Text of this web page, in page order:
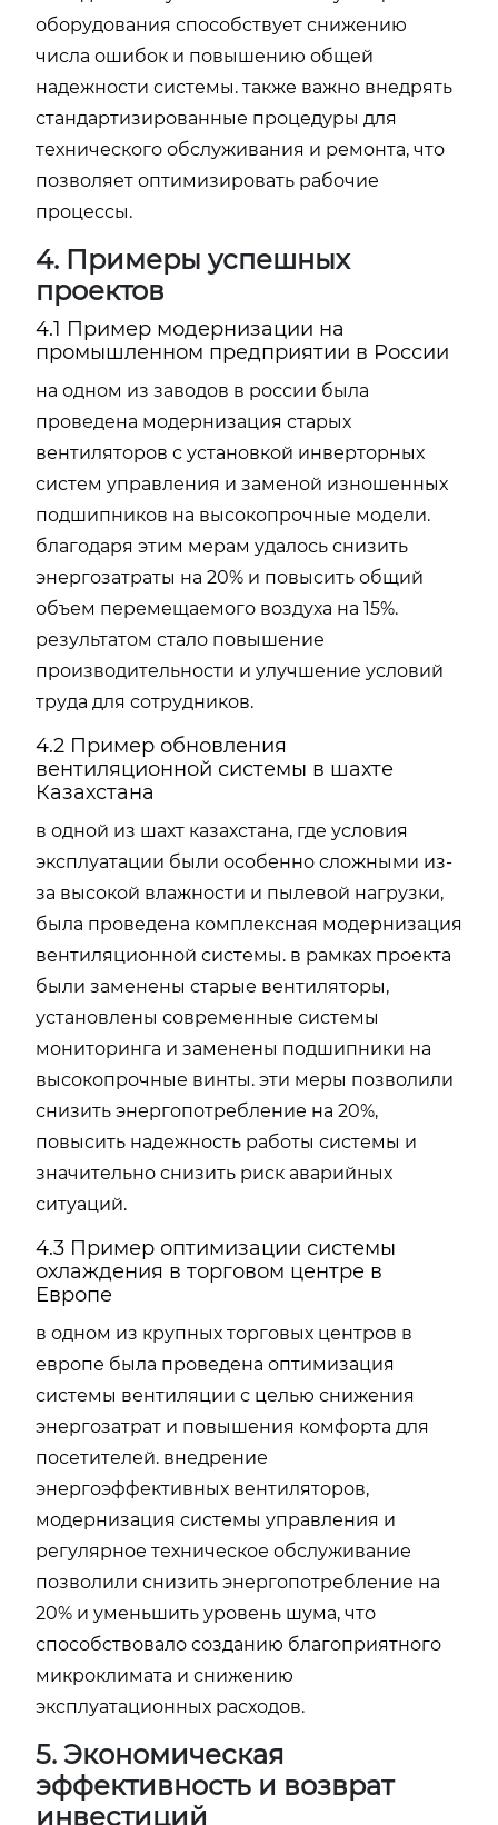
оборудования способствует снижению
числа ошибок и повышению общей
надежности системы. также важно внедрять
стандартизированные процедуры для
технического обслуживания и ремонта, что
позволяет оптимизировать рабочие
процессы.
4. Примеры успешных
проектов
4.1 Пример модернизации на
промышленном предприятии в России
на одном из заводов в россии была
проведена модернизация старых
вентиляторов с установкой инверторных
систем управления и заменой изношенных
подшипников на высокопрочные модели.
благодаря этим мерам удалось снизить
энергозатраты на 20% и повысить общий
объем перемещаемого воздуха на 15%.
результатом стало повышение
производительности и улучшение условий
труда для сотрудников.
4.2 Пример обновления
вентиляционной системы в шахте
Казахстана
в одной из шахт казахстана, где условия
эксплуатации были особенно сложными из-
за высокой влажности и пылевой нагрузки,
была проведена комплексная модернизация
вентиляционной системы. в рамках проекта
были заменены старые вентиляторы,
установлены современные системы
мониторинга и заменены подшипники на
высокопрочные винты. эти меры позволили
снизить энергопотребление на 20%,
повысить надежность работы системы и
значительно снизить риск аварийных
ситуаций.
4.3 Пример оптимизации системы
охлаждения в торговом центре в
Европе
в одном из крупных торговых центров в
европе была проведена оптимизация
системы вентиляции с целью снижения
энергозатрат и повышения комфорта для
посетителей. внедрение
энергоэффективных вентиляторов,
модернизация системы управления и
регулярное техническое обслуживание
позволили снизить энергопотребление на
20% и уменьшить уровень шума, что
способствовало созданию благоприятного
микроклимата и снижению
эксплуатационных расходов.
5. Экономическая
эффективность и возврат
инвестиций